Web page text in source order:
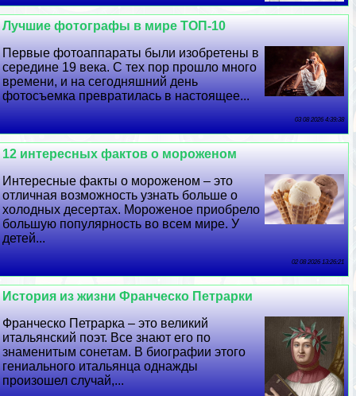
Лучшие фотографы в мире ТОП-10
Первые фотоаппараты были изобретены в
середине 19 века. С тех пор прошло много
времени, и на сегодняшний день
фотосъемка превратилась в настоящее...
03 08 2026 4:39:38
12 интересных фактов о мороженом
Интересные факты о мороженом – это
отличная возможность узнать больше о
холодных десертах. Мороженое приобрело
большую популярность во всем мире. У
детей...
02 08 2026 13:26:21
История из жизни Франческо Петрарки
Франческо Петрарка – это великий
итальянский поэт. Все знают его по
знаменитым сонетам. В биографии этого
гениального итальянца однажды
произошел случай,...